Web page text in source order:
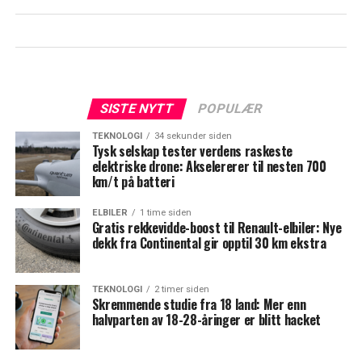
SISTE NYTT POPULÆR
TEKNOLOGI 34 sekunder siden
Tysk selskap tester verdens raskeste
elektriske drone: Akselererer til nesten 700
km/t på batteri
ELBILER 1 time siden
Gratis rekkevidde-boost til Renault-elbiler: Nye
dekk fra Continental gir opptil 30 km ekstra
TEKNOLOGI 2 timer siden
Skremmende studie fra 18 land: Mer enn
halvparten av 18-28-åringer er blitt hacket